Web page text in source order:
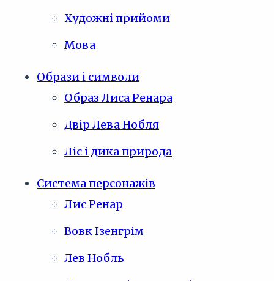
Художні прийоми
Мова
Образи і символи
Образ Лиса Ренара
Двір Лева Нобля
Ліс і дика природа
Система персонажів
Лис Ренар
Вовк Ізенгрім
Лев Нобль